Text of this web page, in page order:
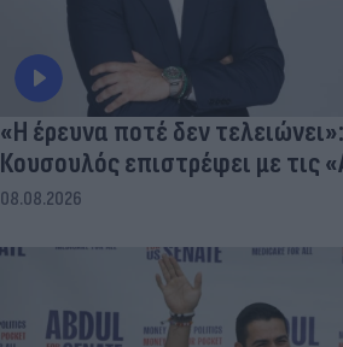
«Η έρευνα ποτέ δεν
Κουσουλός επιστρέφει με τις
08.08.2026